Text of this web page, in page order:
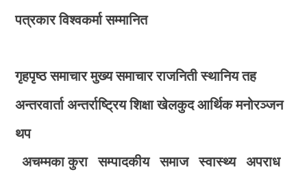
पत्रकार विश्वकर्मा सम्मानित
गृहपृष्ठ समाचार मुख्य समाचार राजनिती स्थानिय तह
अन्तरवार्ता अन्तर्राष्ट्रिय शिक्षा खेलकुद आर्थिक मनोरञ्जन
थप
अचम्मका कुरा
सम्पादकीय समाज स्वास्थ्य
अपराध